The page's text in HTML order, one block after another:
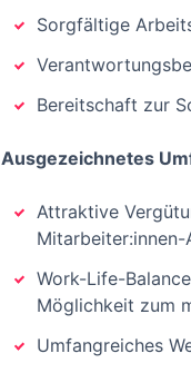
Sorgfältige
Bereitschaft zur
Ausgezeichnetes
Attraktive
Work-Life-
Möglichkeit zum
Umfangreiches